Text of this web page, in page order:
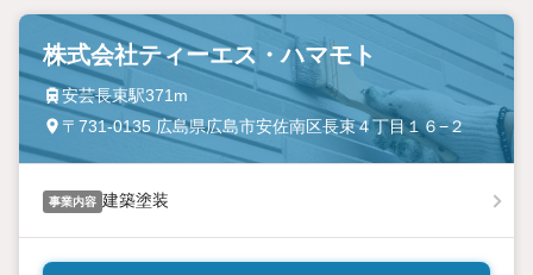
株式会社ティーエス・ハマモト
安芸長束駅371m
〒731-0135 広島県広島市安佐南区長束４丁目１６−２
事業内容 建築塗装